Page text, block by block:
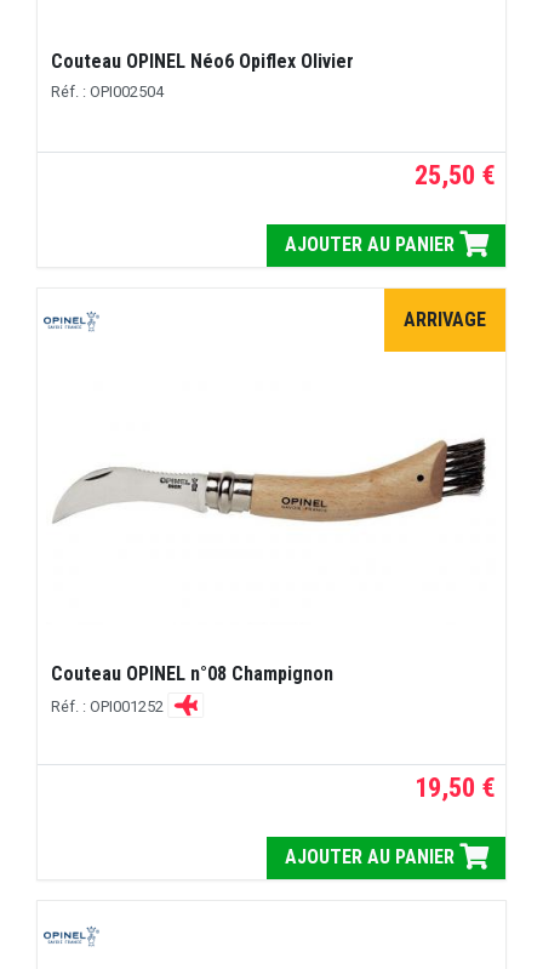
Couteau OPINEL Néo6 Opiflex Olivier
Réf. : OPI002504
25,50 €
AJOUTER AU PANIER
ARRIVAGE
Couteau OPINEL n°08 Champignon
Réf. : OPI001252
19,50 €
AJOUTER AU PANIER